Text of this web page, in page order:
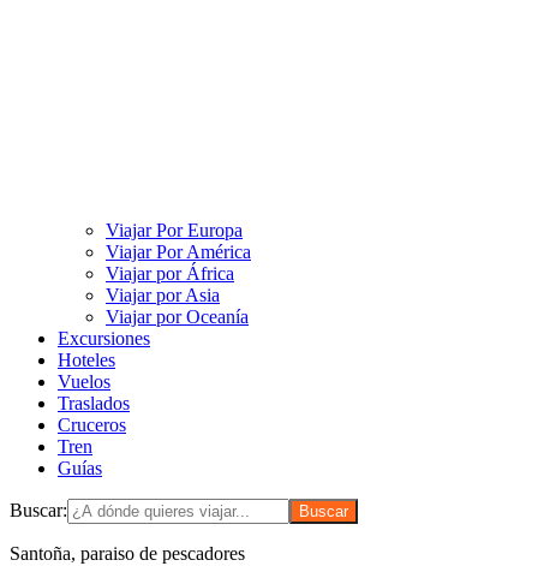
Viajar Por Europa
Viajar Por América
Viajar por África
Viajar por Asia
Viajar por Oceanía
Excursiones
Hoteles
Vuelos
Traslados
Cruceros
Tren
Guías
Buscar:
Santoña, paraiso de pescadores